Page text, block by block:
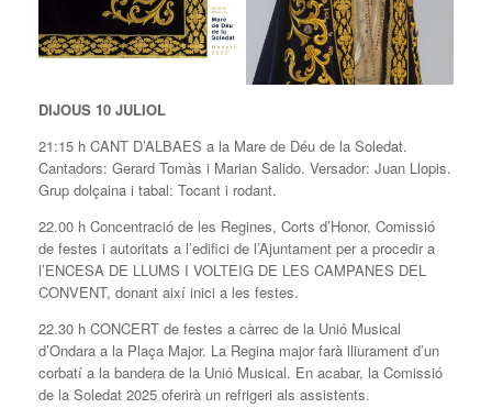
DIJOUS 10 JULIOL
21:15 h CANT D’ALBAES a la Mare de Déu de la Soledat.
Cantadors: Gerard Tomàs i Marian Salido. Versador: Juan Llopis.
Grup dolçaina i tabal: Tocant i rodant.
22.00 h Concentració de les Regines, Corts d’Honor, Comissió
de festes i autoritats a l’edifici de l’Ajuntament per a procedir a
l’ENCESA DE LLUMS I VOLTEIG DE LES CAMPANES DEL
CONVENT, donant així inici a les festes.
22.30 h CONCERT de festes a càrrec de la Unió Musical
d’Ondara a la Plaça Major. La Regina major farà lliurament d’un
corbatí a la bandera de la Unió Musical. En acabar, la Comissió
de la Soledat 2025 oferirà un refrigeri als assistents.